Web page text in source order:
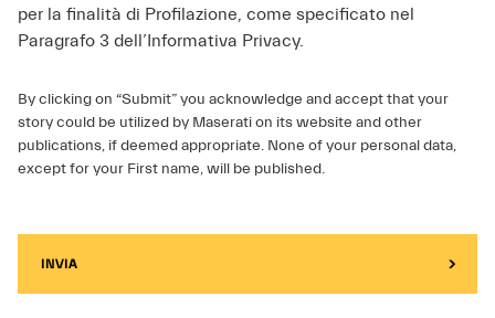
per la finalità di Profilazione, come specificato nel
Paragrafo 3 dell’Informativa Privacy.
By clicking on “Submit” you acknowledge and accept that your
story could be utilized by Maserati on its website and other
publications, if deemed appropriate. None of your personal data,
except for your First name, will be published.
INVIA